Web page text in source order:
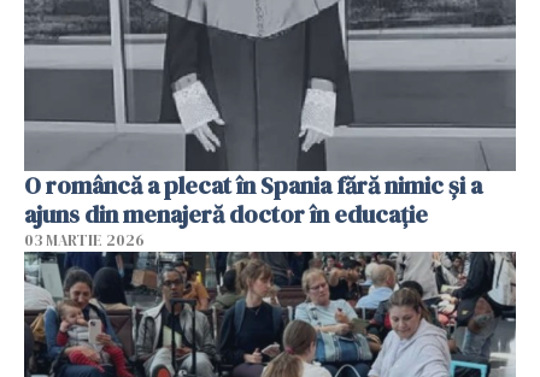
O româncă a plecat în Spania fără nimic și a
ajuns din menajeră doctor în educație
03 MARTIE 2026